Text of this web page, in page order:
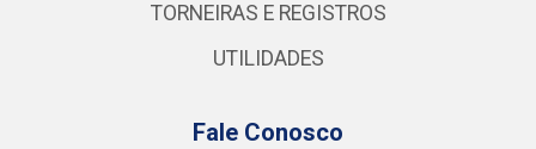
TORNEIRAS E REGISTROS
UTILIDADES
Fale Conosco